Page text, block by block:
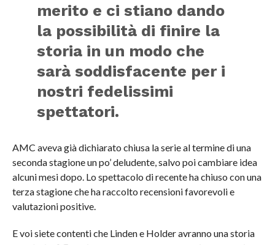
merito e ci stiano dando
la possibilità di finire la
storia in un modo che
sarà soddisfacente per i
nostri fedelissimi
spettatori.
AMC aveva già dichiarato chiusa la serie al termine di una
seconda stagione un po’ deludente, salvo poi cambiare idea
alcuni mesi dopo. Lo spettacolo di recente ha chiuso con una
terza stagione che ha raccolto recensioni favorevoli e
valutazioni positive.
E voi siete contenti che Linden e Holder avranno una storia